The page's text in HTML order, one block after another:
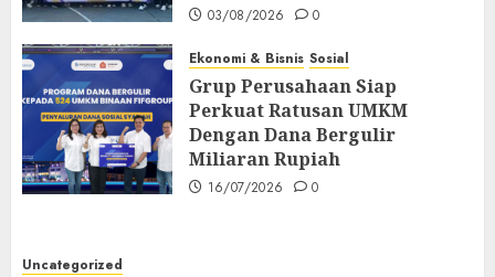
03/08/2026 0
Ekonomi & Bisnis Sosial
Grup Perusahaan Siap
Perkuat Ratusan UMKM
Dengan Dana Bergulir
Miliaran Rupiah
16/07/2026 0
Uncategorized